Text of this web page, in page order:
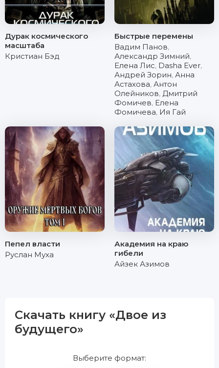
Дурак космического
масштаба
Кристиан Бэд
Быстрые перемены
Вадим Панов,
Александр Зимний,
Елена Лис, Dasha Ever,
Андрей Зорин, Анна
Астахова, Антон
Олейников, Дмитрий
Фомичев, Елена
Фомичева, Ия Гай
Пепел власти
Руслан Муха
Академия на краю
гибели
Айзек Азимов
Скачать книгу «Двое из
будущего»
Выберите формат: